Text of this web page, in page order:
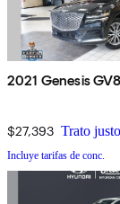
2021 Genesis
$27,393 Trato justo
Incluye tarifas de conc.